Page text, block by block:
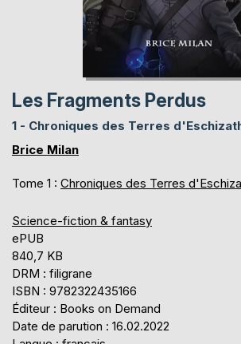
Les Fragments Perdus
1 - Chroniques des Terres
Brice Milan
Tome 1 : Chroniques des Terres
Science-fiction & fantasy
ePUB
840,7 KB
DRM : filigrane
ISBN : 9782322435166
Éditeur : Books on Demand
Date de parution : 16.02.2022